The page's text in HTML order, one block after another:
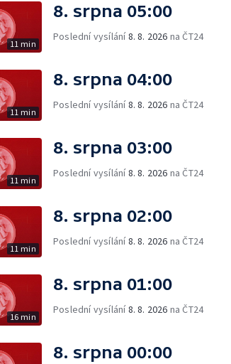
11 min
8. srpna 05:00
Poslední vysílání8. 8. 2026 na ČT24
11 min
8. srpna 04:00
Poslední vysílání8. 8. 2026 na ČT24
11 min
8. srpna 03:00
Poslední vysílání8. 8. 2026 na ČT24
11 min
8. srpna 02:00
Poslední vysílání8. 8. 2026 na ČT24
16 min
8. srpna 01:00
Poslední vysílání8. 8. 2026 na ČT24
8. srpna 00:00